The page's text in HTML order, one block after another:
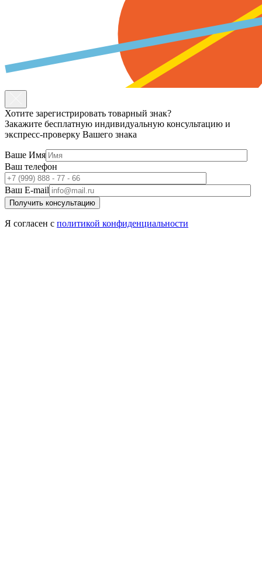
Хотите зарегистрировать товарный знак?
Закажите бесплатную индивидуальную консультацию и
экспресс-проверку Вашего знака
Ваше Имя
Ваш телефон
Ваш E-mail
Я согласен с политикой конфиденциальности